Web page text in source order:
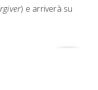
) e arriverà su